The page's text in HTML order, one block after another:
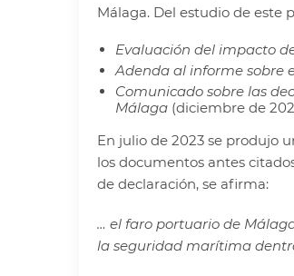
Málaga. Del estudio de este
Evaluación del impacto
Adenda al informe sobre
Comunicado sobre las
Málaga (diciembre de
En julio de 2023 se produjo
los documentos antes
de declaración, se afirma:
… el faro portuario de
la seguridad marítima